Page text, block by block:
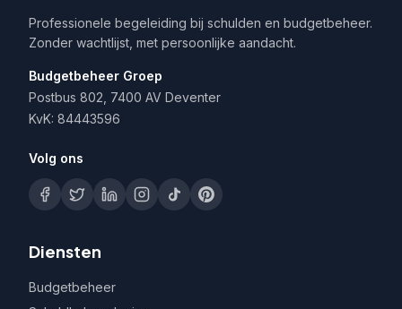
Professionele begeleiding bij schulden en budgetbeheer.
Zonder wachtlijst, met persoonlijke aandacht.
Budgetbeheer Groep
Postbus 802, 7400 AV Deventer
KvK: 84443596
Volg ons
Diensten
Budgetbeheer